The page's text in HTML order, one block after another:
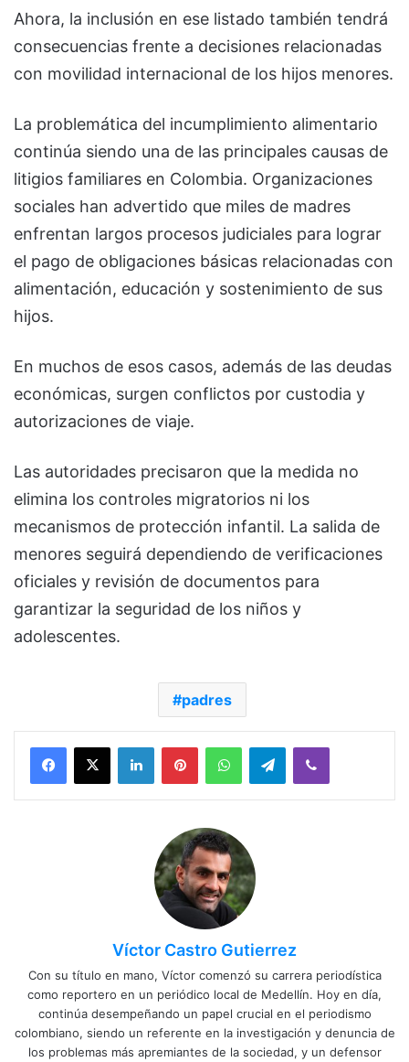
Ahora, la inclusión en ese listado también tendrá
consecuencias frente a decisiones relacionadas
con movilidad internacional de los hijos menores.
La problemática del incumplimiento alimentario
continúa siendo una de las principales causas de
litigios familiares en Colombia. Organizaciones
sociales han advertido que miles de madres
enfrentan largos procesos judiciales para lograr
el pago de obligaciones básicas relacionadas con
alimentación, educación y sostenimiento de sus
hijos.
En muchos de esos casos, además de las deudas
económicas, surgen conflictos por custodia y
autorizaciones de viaje.
Las autoridades precisaron que la medida no
elimina los controles migratorios ni los
mecanismos de protección infantil. La salida de
menores seguirá dependiendo de verificaciones
oficiales y revisión de documentos para
garantizar la seguridad de los niños y
adolescentes.
padres
Facebook
X LinkedInPinterestWhatsAppTelegramViber
Víctor Castro Gutierrez
Con su título en mano, Víctor comenzó su carrera periodística
como reportero en un periódico local de Medellín. Hoy en día,
continúa desempeñando un papel crucial en el periodismo
colombiano, siendo un referente en la investigación y denuncia de
los problemas más apremiantes de la sociedad, y un defensor